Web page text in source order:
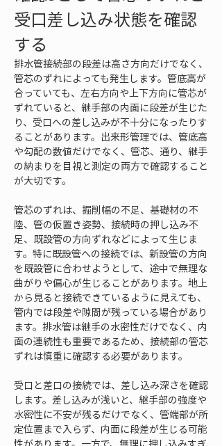
受口差し込み状態を確認
する
排水管接続部の段差は高さ方向だけでなく、
管芯のずれによっても発生します。管底高が
合っていても、左右方向や上下方向に管芯が
ずれていると、継手部の内面に段差が生じた
り、受口への差し込みが不十分になったりす
ることがあります。出来形管理では、管底高
や勾配の数値だけでなく、管芯、通り、継手
の納まりを目視と測定の両方で確認すること
が大切です。
管芯のずれは、掘削幅の不足、基礎材の不
陸、管の仮置き姿勢、接続時の押し込み不
足、既設管の方向ずれなどによって生じま
す。特に既設管への接続では、新設管の方向
を既設管に合わせようとして、途中で無理な
曲がりや偏心が生じることがあります。地上
から見ると接続できているように見えても、
管内では段差や隙間が残っている場合があり
ます。排水管は継手の水密性だけでなく、内
面の連続性も重要であるため、接続部の管芯
ずれは慎重に確認する必要があります。
受口と差口の接続では、差し込み深さを確認
します。差し込みが浅いと、継手部の強度や
水密性に不安が残るだけでなく、管端部が所
定位置まで入らず、内面に段差が生じる可能
性があります。一方で、無理に押し込みすぎ